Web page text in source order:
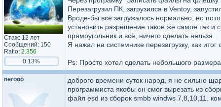
Стаж: 12 лет
Сообщений: 150
Ratio: 2.356
0.13%
Перезагрузил ПК, загрузился в Ventoy,
Вроде-бы всё загружалось нормально, но
установить разрешение такое же самое так и
прямоугольник и всё, ничего сделать нельзя.
Я нажал на системнике перезагрузку, как
Ps: Просто хотел сделать небольшого
nerooo
доброго времени суток народ, я не сильно
программиста якобы он смог вырезать из
файл esd из сборок smbb windws 7,8,10,11.